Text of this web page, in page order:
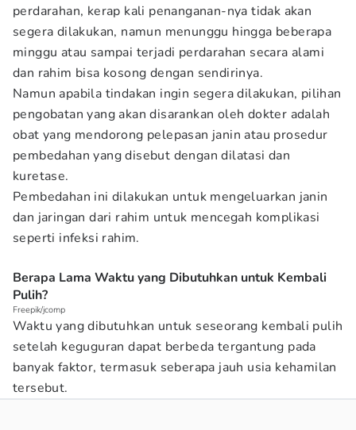
perdarahan, kerap kali penanganan-nya tidak akan
segera dilakukan, namun menunggu hingga beberapa
minggu atau sampai terjadi perdarahan secara alami
dan rahim bisa kosong dengan sendirinya.
Namun apabila tindakan ingin segera dilakukan, pilihan
pengobatan yang akan disarankan oleh dokter adalah
obat yang mendorong pelepasan janin atau prosedur
pembedahan yang disebut dengan dilatasi dan
kuretase.
Pembedahan ini dilakukan untuk mengeluarkan janin
dan jaringan dari rahim untuk mencegah komplikasi
seperti infeksi rahim.
Berapa Lama Waktu yang Dibutuhkan untuk Kembali
Pulih?
Freepik/jcomp
Waktu yang dibutuhkan untuk seseorang kembali pulih
setelah keguguran dapat berbeda tergantung pada
banyak faktor, termasuk seberapa jauh usia kehamilan
tersebut.